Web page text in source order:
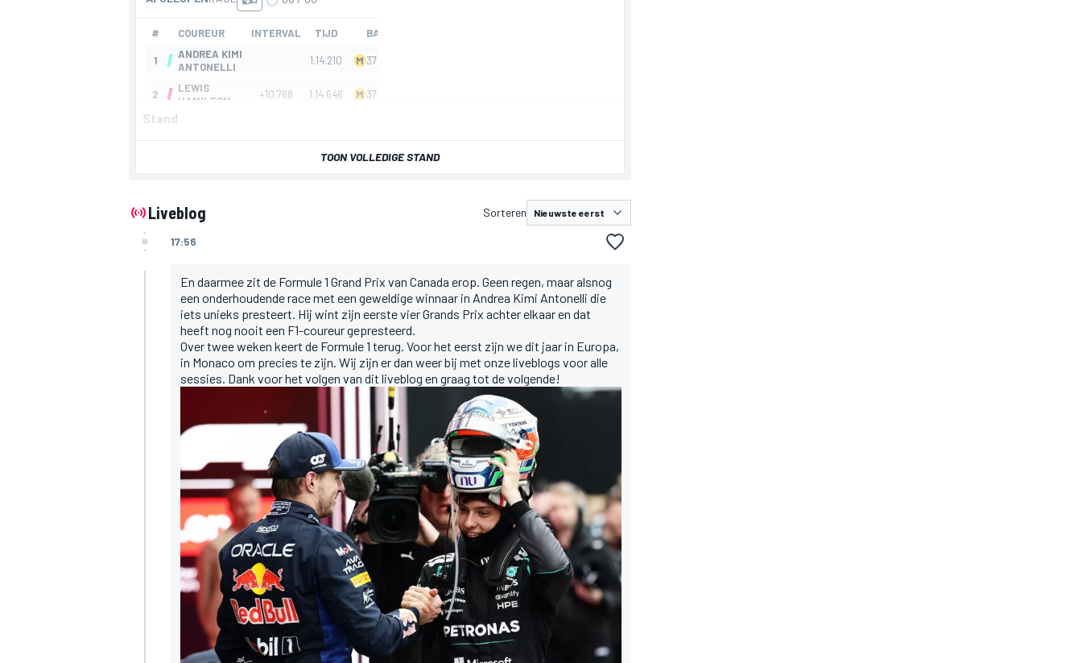
Stand
TOON VOLLEDIGE STAND
Liveblog Sorteren
17:56
En daarmee zit de Formule 1 Grand Prix van Canada erop. Geen regen, maar alsnog
een onderhoudende race met een geweldige winnaar in Andrea Kimi Antonelli die
iets unieks presteert. Hij wint zijn eerste vier Grands Prix achter elkaar en dat
heeft nog nooit een F1-coureur gepresteerd.
Over twee weken keert de Formule 1 terug. Voor het eerst zijn we dit jaar in Europa,
in Monaco om precies te zijn. Wij zijn er dan weer bij met onze liveblogs voor alle
sessies. Dank voor het volgen van dit liveblog en graag tot de volgende!